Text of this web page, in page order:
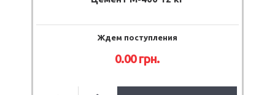
Ждем поступления
0.00грн.